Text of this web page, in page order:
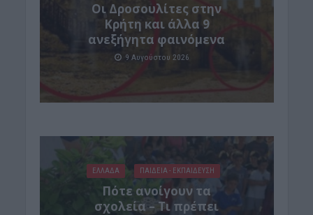
Οι Δροσουλίτες στην
Κρήτη και άλλα 9
ανεξήγητα φαινόμενα
9 Αυγούστου 2026
ΕΛΛΑΔΑ ΠΑΙΔΕΙΑ - ΕΚΠΑΙΔΕΥΣΗ
Πότε ανοίγουν τα
σχολεία – Τι πρέπει